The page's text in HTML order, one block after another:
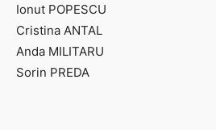
Ionut POPESCU
Cristina ANTAL
Anda MILITARU
Sorin PREDA